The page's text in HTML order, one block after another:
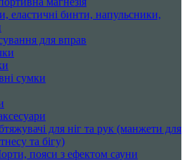
еластичні бинти, напульсники,
для вправ
сумки
для ніг та рук (манжети для
та бігу)
пояси з ефектом сауни